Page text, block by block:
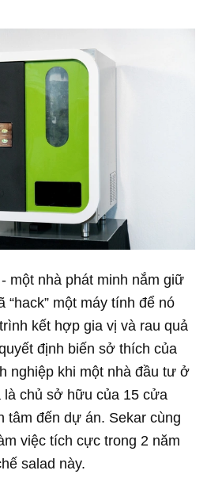
một nhà phát minh nắm giữ
“hack” một máy tính để nó
kết hợp gia vị và rau quả
định biến sở thích của
nghiệp khi một nhà đầu tư ở
là chủ sở hữu của 15 cửa
tâm đến dự án. Sekar cùng
việc tích cực trong 2 năm
salad này.